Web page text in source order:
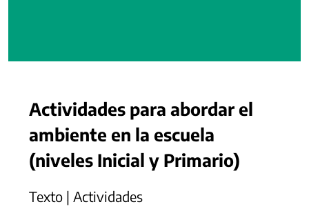
Actividades para abordar el
ambiente en la escuela
(niveles Inicial y Primario)
Texto | Actividades